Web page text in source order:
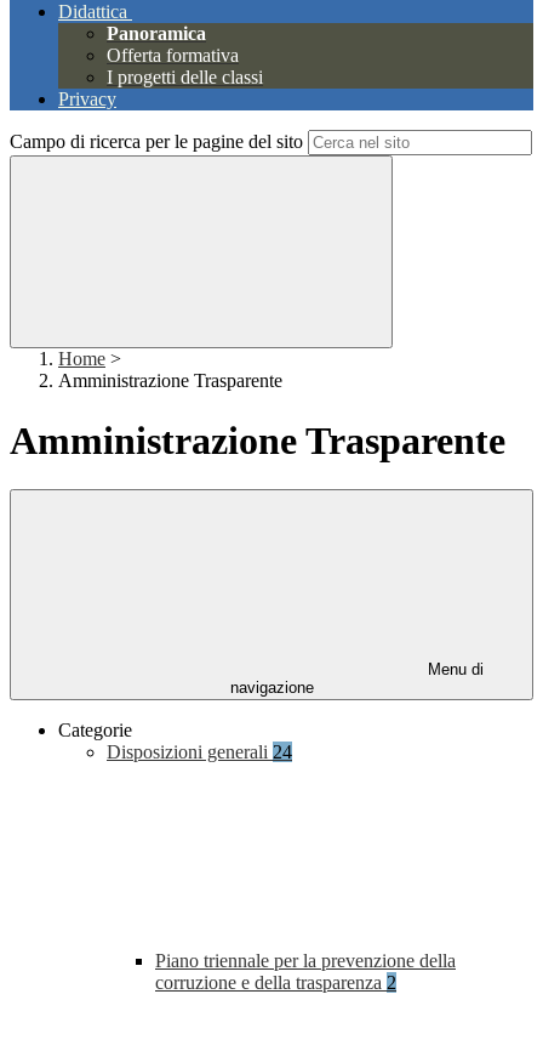
Didattica
Panoramica
Offerta formativa
I progetti delle classi
Privacy
Campo di ricerca per le pagine del sito
Home >
Amministrazione Trasparente
Amministrazione Trasparente
Menu di
navigazione
Categorie
Disposizioni generali 24
Piano triennale per la prevenzione della
corruzione e della trasparenza 2